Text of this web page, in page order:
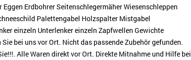
Erdbohrer Seitenschlegermäher Wiesenschleppen
Palettengabel Holzspalter Mistgabel
einzeln Unterlenker einzeln Zapfwellen Gewichte
bei uns vor Ort. Nicht das passende Zubehör gefunden.
Alle Waren direkt vor Ort. Direkte Mitnahme und Hilfe bei